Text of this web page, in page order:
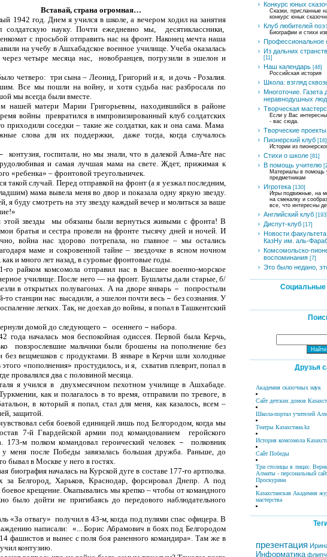
Вставай, страна огромная…
1942 год. Днем я учился в школе, а вечером ходил на занятия
солдатскую науку. Почти ежедневно мы,
десятиклассники,
с просьбой от­править нас на фронт. Наконец мечта наша
на учебу в Ашхабадс­кое военное училище. Учеба оказалась
четыре месяца нас,
новобранцев, погрузили в эшелон и
четверо: три сына – Леонид, Григорий и я,
и дочь - Розалия.
Все мы пошли на войну, и хотя судьба нас разбросала по
мы всегда были вместе.
нашей матери Марии Григорьевны, находившийся в районе
войны превратился в импровизированный клуб солдатских
приходили соседки– такие же солдатки, как и она сама. Мама
слова для их поддержки,
даже тогда, когда случалось
–контузия, госпитали, но мы знали, что в далекой Алма-Ате нас
и самая лучшая мама на свете. Ждет, прижимая к
«ребенка» – фронтовой треугольничек.
такой случай. Перед отправкой на фронт (а я уезжал последним,
мама вывела меня во двор и показала одну яркую звезду.
я буду смотреть на эту звезду каждый вечер и молиться за ваше
этой звезды
мы обязаны были вернуться живыми с фронта! В
братья и сестра провели на фронте тысячу дней и ночей. И
война нас здорово потрепала, но главное – мы остались
маме и сокровенной тайне – звездочке в ясном ночном
и много лет назад, в суровые фронтовые годы.
го райком комсомола отправил нас в Высшее военно-морское
училище. После него — на фронт. Бушлаты дали старые, б/
в открытых полувагонах. А на дворе январь – попростыли
то станции нас высадили, а эшелон почти весь – без сознания. У
легких. Так, не доехав до войны, я попал в Ташкентский
домой до следующего –осеннего – набора.
года началась моя беспокойная одиссея. Первой была Керчь,
повзрослевшие мальчики были брошены на пополнение без
без вещмешков с продуктами. В январе в Керчи шли холодные
«пополнения» простуди­лось, и я,
схватив плеврит, попал в
прова­лялся два с половиной месяца.
я учился в
двухмесячном пехотном училище в Ашхабаде.
как и полагалось в то время, отправили по тревоге, в
в ко­торый я попал, стал для меня, как каза­лось, всем –
защитой.
себя боевой единицей лишь под Белго­родом, когда мы
7-й Гвардейской армии под командованием
геройского
173-м полком командовал герои­ческий человек –полковник
меня после Победы завязалась большая дружба. Раньше, до
бывал в Москве у него в гостях.
биография началась на Курской дуге в составе 177-го артполка.
за Белгород, Харьков, Краснодар, форсиро­вал Днепр. А под
боевое крещение. Окапывались мы крепко–чтобы от командного
было дойти не пригибаясь до передового наблюдательного
«За отвагу» получил в 43-м, когда под пулями спас офицера. В
написали: «... Борис Абрамович в боях под Белгородом
фашистов и вынес с поля боя раненного командира». Там же в
контузию.
Конкурс юных
Сказки, присланные
конкурс юных
Клуб любителей
Биографии и стихи
Профессиональное
Из дальних
[11]
Наш календарь [46]
Российская история
Школа: взгляд
Многоточие. Газета
неравнодушных
Творческая
Если у Вас
- вас сюда.
Творческие
Пионерский клуб [16]
Истории из
Стихи о школе [81]
В помощь учителю
Материалы в помощь
предметникам
Игротека [130]
Игры подвижные, на
на смекалку и
все, что интересны
Английский клуб [193]
Диспут-клуб [17]
Новости
КазНу им. аль-
Комсомольско-
воспоминания [7]
Это было недано,
Социальные
Друзья
Академия сказочных наук
Сайт детских домов
Школа-портал учителей
Театры Казахстана.kz
История комсомола
Сайт Победы
Три столицы в лицах:
Алматы - персональный
Проскурина
Казахстанская Академия
мастерства
презентация
Информатика